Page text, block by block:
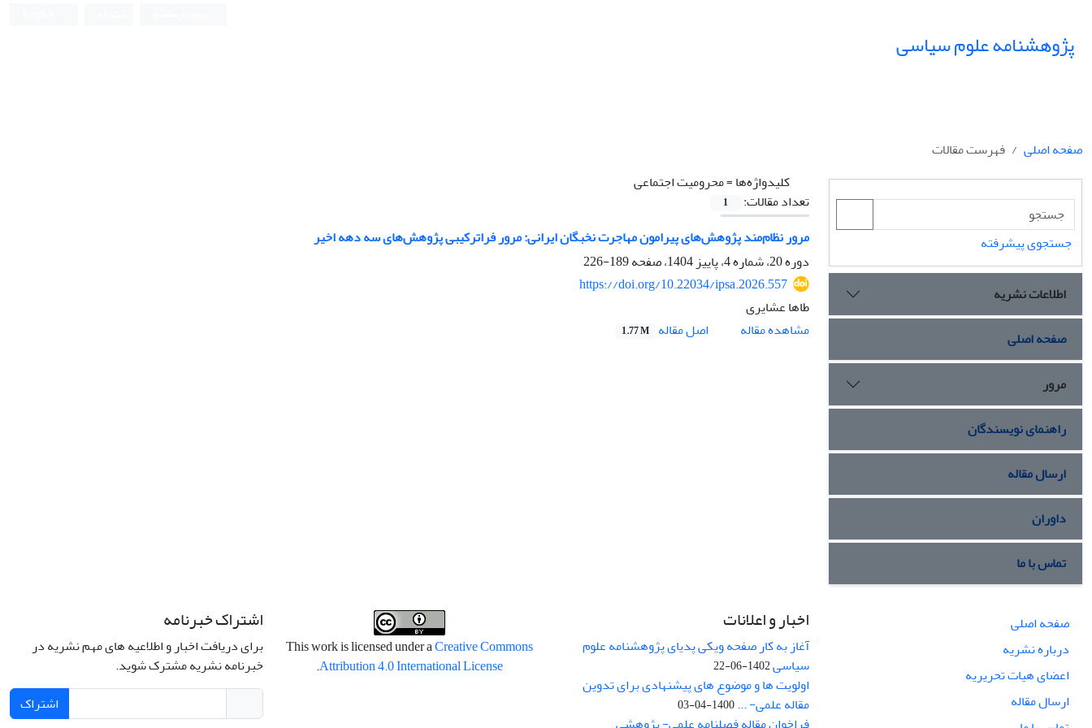
پژوهشنامه علوم سیاسی
صفحه اصلی
فهرست مقالات
کلیدواژه‌ها =محرومیت اجتماعی
تعداد مقالات:
1
مرور نظام‌مند پژوهش‌های پیرامون مهاجرت نخبگان ایرانی: مرور فراترکیبی پژوهش‌های سه دهه اخیر
دوره 20، شماره 4، پاییز 1404، صفحه
189-226
https://doi.org/10.22034/ipsa.2026.557
طاها عشایری
مشاهده مقاله
اصل مقاله 1.77 M
جستجوی پیشرفته
اطلاعات نشریه
صفحه اصلی
مرور
راهنمای نویسندگان
ارسال مقاله
داوران
تماس با ما
صفحه اصلی
درباره نشریه
اعضای هیات تحریریه
ارسال مقاله
اخبار و اعلانات
آغاز به کار صفحه ویکی پدیای پژوهشنامه علوم
سیاسی1402-06-22
اولویت ها و موضوع های پیشنهادی برای تدوین
مقاله علمی- ...1400-04-03
This work is licensed under aCreative Commons
Attribution 4.0 International License
.
اشتراک خبرنامه
برای دریافت اخبار و اطلاعیه های مهم نشریه در
خبرنامه نشریه مشترک شوید.
اشتراک